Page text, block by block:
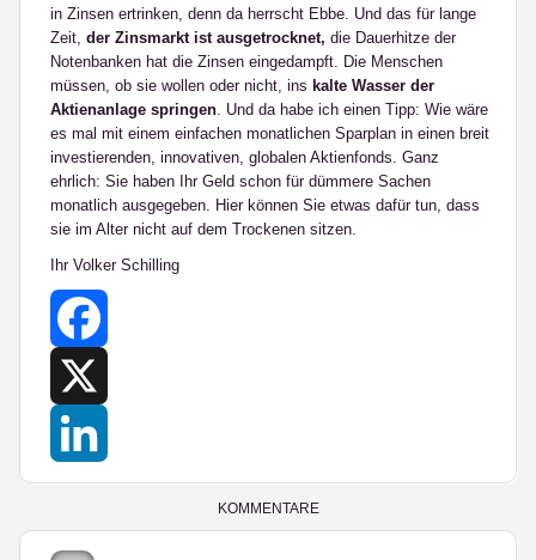
in Zinsen ertrinken, denn da herrscht Ebbe. Und das für lange
Zeit, der Zinsmarkt ist ausgetrocknet, die Dauerhitze der
Notenbanken hat die Zinsen eingedampft. Die Menschen
müssen, ob sie wollen oder nicht, ins kalte Wasser der
Aktienanlage springen. Und da habe ich einen Tipp: Wie wäre
es mal mit einem einfachen monatlichen Sparplan in einen breit
investierenden, innovativen, globalen Aktienfonds. Ganz
ehrlich: Sie haben Ihr Geld schon für dümmere Sachen
monatlich ausgegeben. Hier können Sie etwas dafür tun, dass
sie im Alter nicht auf dem Trockenen sitzen.
Ihr Volker Schilling
Facebook
KOMMENTARE